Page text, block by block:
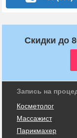
Скидки до
Запись на
Косметолог
Массажист
Парикмахер